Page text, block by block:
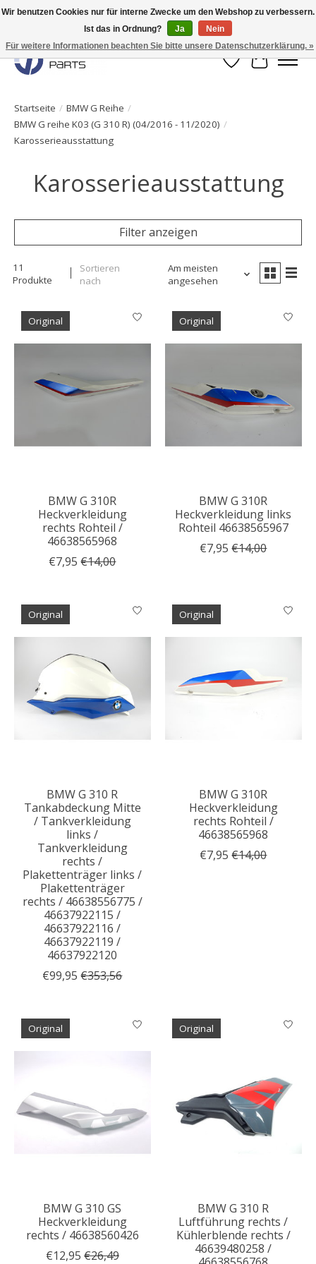
Originale Teile sofort lieferbar!
Wunschzettel
Ihr
Startseite / BMW G Reihe /
BMW G reihe K03 (G 310 R) (04/2016 - 11/2020) /
Karosserieausstattung
Karosserieausstattung
Filter anzeigen
11
Produkte
Sortieren
nach
Am meisten
angesehen
Original
BMW G 310R
Heckverkleidung
rechts Rohteil /
46638565968
€7,95 €14,00
Original
BMW G 310R
Heckverkleidung links
Rohteil 46638565967
€7,95 €14,00
Original
BMW G 310 R
Tankabdeckung Mitte
/ Tankverkleidung
links /
Tankverkleidung
rechts /
Plakettenträger links /
Plakettenträger
rechts / 46638556775 /
46637922115 /
46637922116 /
46637922119 /
46637922120
€99,95 €353,56
Original
BMW G 310R
Heckverkleidung
rechts Rohteil /
46638565968
€7,95 €14,00
Original
BMW G 310 GS
Heckverkleidung
rechts / 46638560426
€12,95 €26,49
Original
BMW G 310 R
Luftführung rechts /
Kühlerblende rechts /
46639480258 /
Wir benutzen Cookies nur für interne Zwecke um den Webshop zu verbessern.
Ist das in Ordnung?
Ja
Nein
Für weitere Informationen beachten Sie bitte unsere Datenschutzerklärung. »